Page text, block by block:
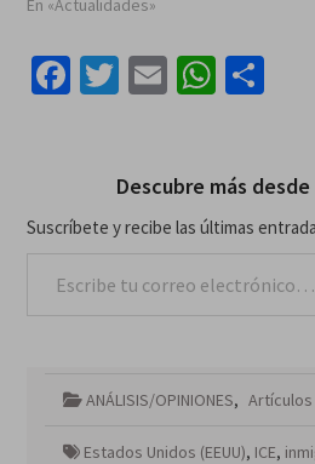
En «Actualidades»
Facebook
Twitter
Email
Descubre más
Suscríbete y recibe las últimas
ANÁLISIS/OPINIONES, Artículos
Estados Unidos (EEUU), ICE,